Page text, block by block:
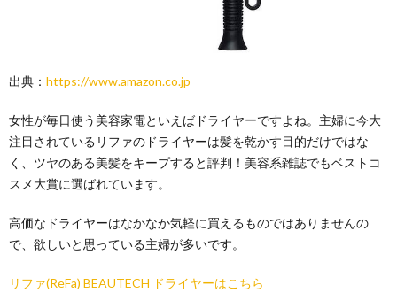
出典： https://www.amazon.co.jp
女性が毎日使う美容家電といえばドライヤーですよね。主婦に今大
注目されているリファのドライヤーは髪を乾かす目的だけではな
く、ツヤのある美髪をキープすると評判！美容系雑誌でもベストコ
スメ大賞に選ばれています。
高価なドライヤーはなかなか気軽に買えるものではありませんの
で、欲しいと思っている主婦が多いです。
リファ(ReFa) BEAUTECH ドライヤーはこちら